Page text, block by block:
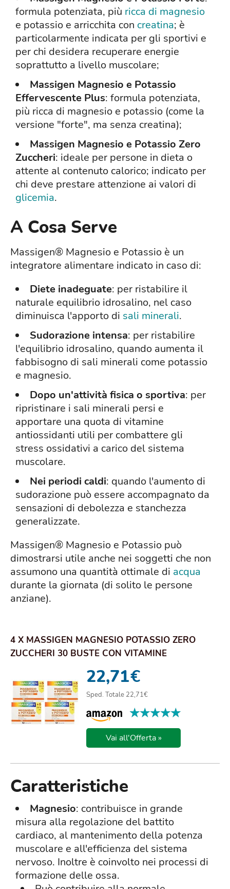
formula potenziata, più ricca di magnesio
e potassio e arricchita con creatina; è
particolarmente indicata per gli sportivi e
per chi desidera recuperare energie
soprattutto a livello muscolare;
Massigen Magnesio e Potassio
Effervescente Plus: formula potenziata,
più ricca di magnesio e potassio (come la
versione "forte", ma senza creatina);
Massigen Magnesio e Potassio Zero
Zuccheri: ideale per persone in dieta o
attente al contenuto calorico; indicato per
chi deve prestare attenzione ai valori di
glicemia.
A Cosa Serve
Massigen® Magnesio e Potassio è un
integratore alimentare indicato in caso di:
Diete inadeguate: per ristabilire il
naturale equilibrio idrosalino, nel caso
diminuisca l'apporto di sali minerali.
Sudorazione intensa: per ristabilire
l'equilibrio idrosalino, quando aumenta il
fabbisogno di sali minerali come potassio
e magnesio.
Dopo un'attività fisica o sportiva: per
ripristinare i sali minerali persi e
apportare una quota di vitamine
antiossidanti utili per combattere gli
stress ossidativi a carico del sistema
muscolare.
Nei periodi caldi: quando l'aumento di
sudorazione può essere accompagnato da
sensazioni di debolezza e stanchezza
generalizzate.
Massigen® Magnesio e Potassio può
dimostrarsi utile anche nei soggetti che non
assumono una quantità ottimale di acqua
durante la giornata (di solito le persone
anziane).
4 X MASSIGEN MAGNESIO POTASSIO ZERO
ZUCCHERI 30 BUSTE CON VITAMINE
22,71€
Sped. Totale 22,71€
★★★★★
★★★★★
Vai all'Offerta »
Caratteristiche
Magnesio: contribuisce in grande
misura alla regolazione del battito
cardiaco, al mantenimento della potenza
muscolare e all'efficienza del sistema
nervoso. Inoltre è coinvolto nei processi di
formazione delle ossa.